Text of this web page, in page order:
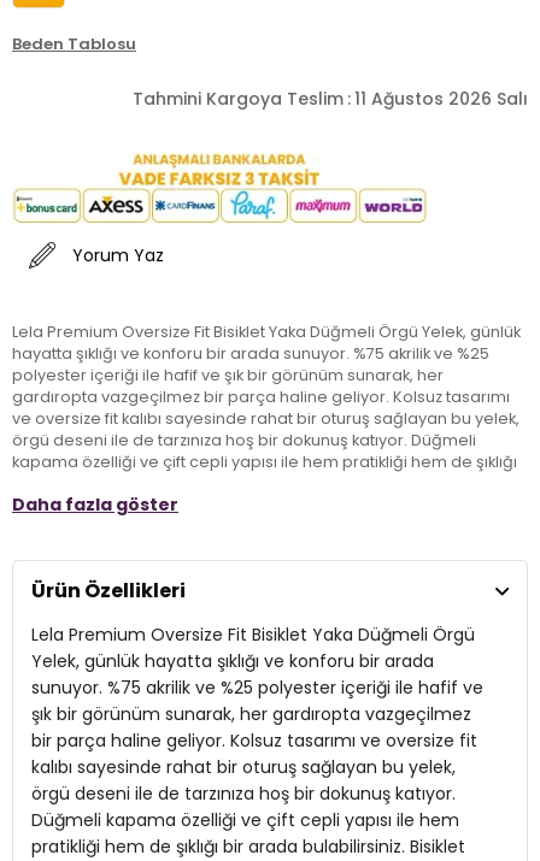
Beden Tablosu
Tahmini Kargoya Teslim :11 Ağustos 2026 Salı
Yorum Yaz
Lela Premium Oversize Fit Bisiklet Yaka Düğmeli Örgü Yelek, günlük
hayatta şıklığı ve konforu bir arada sunuyor. %75 akrilik ve %25
polyester içeriği ile hafif ve şık bir görünüm sunarak, her
gardıropta vazgeçilmez bir parça haline geliyor. Kolsuz tasarımı
ve oversize fit kalıbı sayesinde rahat bir oturuş sağlayan bu yelek,
örgü deseni ile de tarzınıza hoş bir dokunuş katıyor. Düğmeli
kapama özelliği ve çift cepli yapısı ile hem pratikliği hem de şıklığı
görünüm sağlarken, günlük/casual stilinize mükemmel bir uyum
sıcak tutan hem de tarzınızı ön plana çıkaran bu özel parça ile
sokak stilinizi yeniden define edin!
Model:YELEK
Giyim Tarzı:Günlük/Casual
Desen:Örgü Desenli
Materyal:%75 Akrilik, %25 Polyester
Yaka Tipi:Bisiklet Yaka
Daha fazla göster
Ürün Özellikleri
Lela Premium Oversize Fit Bisiklet Yaka Düğmeli Örgü
Yelek, günlük hayatta şıklığı ve konforu bir arada
sunuyor. %75 akrilik ve %25 polyester içeriği ile hafif ve
şık bir görünüm sunarak, her gardıropta vazgeçilmez
bir parça haline geliyor. Kolsuz tasarımı ve oversize fit
kalıbı sayesinde rahat bir oturuş sağlayan bu yelek,
örgü deseni ile de tarzınıza hoş bir dokunuş katıyor.
Düğmeli kapama özelliği ve çift cepli yapısı ile hem
pratikliği hem de şıklığı bir arada bulabilirsiniz. Bisiklet